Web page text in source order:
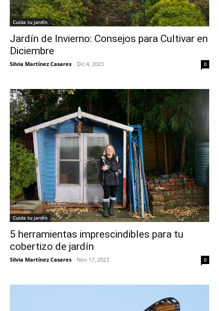
Cuida tu jardín
Jardín de Invierno: Consejos para Cultivar en
Diciembre
Silvia Martínez Casares - Dic 4, 2023 0
Cuida tu jardín
5 herramientas imprescindibles para tu
cobertizo de jardín
Silvia Martínez Casares - Nov 17, 2023 0